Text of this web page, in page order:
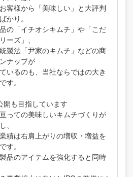
客様から「美味しい」と大評判
かり。
の「イチオシキムチ」や「こだ
ーズ」、
製法「尹家のキムチ」などの商
ナップが
いるのも、当社ならではの大き
す。
開も目指しています
っての美味しいキムチづくりが
、
績は右肩上がりの増収・増益を
す。
品のアイテムを強化すると同時